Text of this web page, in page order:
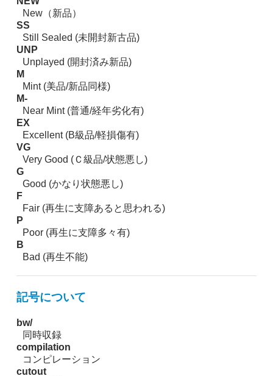
New（新品）
SS
Still Sealed (未開封新古品)
UNP
Unplayed (開封済み新品)
M
Mint (美品/新品同様)
M-
Near Mint (普通/経年劣化有)
EX
Excellent (B級品/軽損傷有)
VG
Very Good (Ｃ級品/状態悪し)
G
Good (かなり状態悪し)
F
Fair (再生に支障あると思われる)
P
Poor (再生に支障多々有)
B
Bad (再生不能)
記号について
bw/
同時収録
compilation
コンピレーション
cutout